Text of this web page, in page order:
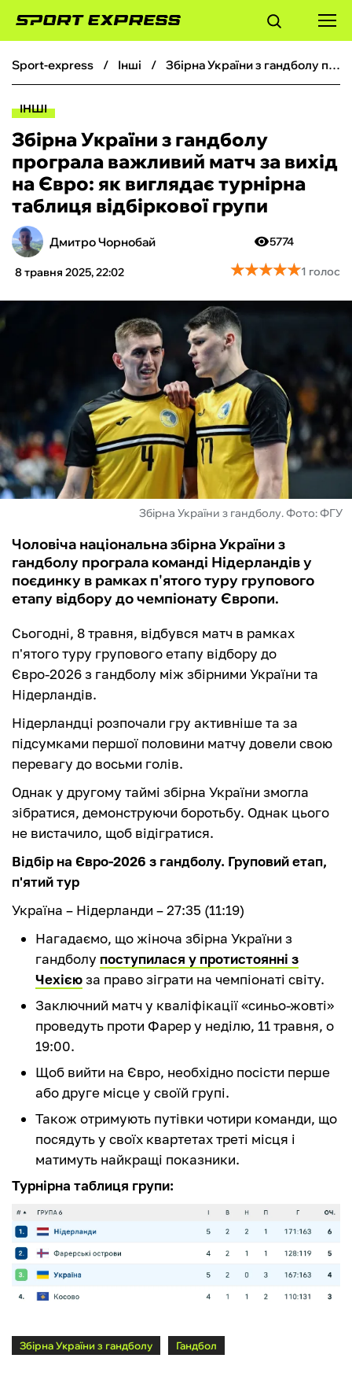
ФУТБОЛ
БОКС
ХОКЕЙ
ТЕНІС
КІБЕРСПОРТ
ІНШІ
БУКМЕКЕРИ
sport-express інші Збірна України з гандболу програла важливий матч за вихід на Євро: як виглядає турнірна таблиця відбіркової групи
ІНШІ
Збірна України з гандболу
програла важливий матч за вихід
на Євро: як виглядає турнірна
таблиця відбіркової групи
Дмитро Чорнобай
8 травня 2025, 22:02
5774
★★★★★
★★★★★1 голос
Збірна України з гандболу. Фото: ФГУ
Чоловіча національна збірна України з
гандболу програла команді Нідерландів у
поєдинку в рамках п'ятого туру групового
етапу відбору до чемпіонату Європи.
Сьогодні, 8 травня, відбувся матч в рамках
п'ятого туру групового етапу відбору до
Євро-2026 з гандболу між збірними України та
Нідерландів.
Нідерландці розпочали гру активніше та за
підсумками першої половини матчу довели свою
перевагу до восьми голів.
Однак у другому таймі збірна України змогла
зібратися, демонструючи боротьбу. Однак цього
не вистачило, щоб відігратися.
Відбір на Євро-2026 з гандболу. Груповий етап,
п'ятий тур
Україна – Нідерланди – 27:35 (11:19)
Нагадаємо, що жіноча збірна України з
гандболу поступилася у протистоянні з
Чехієюза право зіграти на чемпіонаті світу.
Заключний матч у кваліфікації «синьо-жовті»
проведуть проти Фарер у неділю, 11 травня, о
19:00.
Щоб вийти на Євро, необхідно посісти перше
або друге місце у своїй групі.
Також отримують путівки чотири команди, що
посядуть у своїх квартетах треті місця і
матимуть найкращі показники.
Турнірна таблиця групи:
Збірна України з гандболу Гандбол